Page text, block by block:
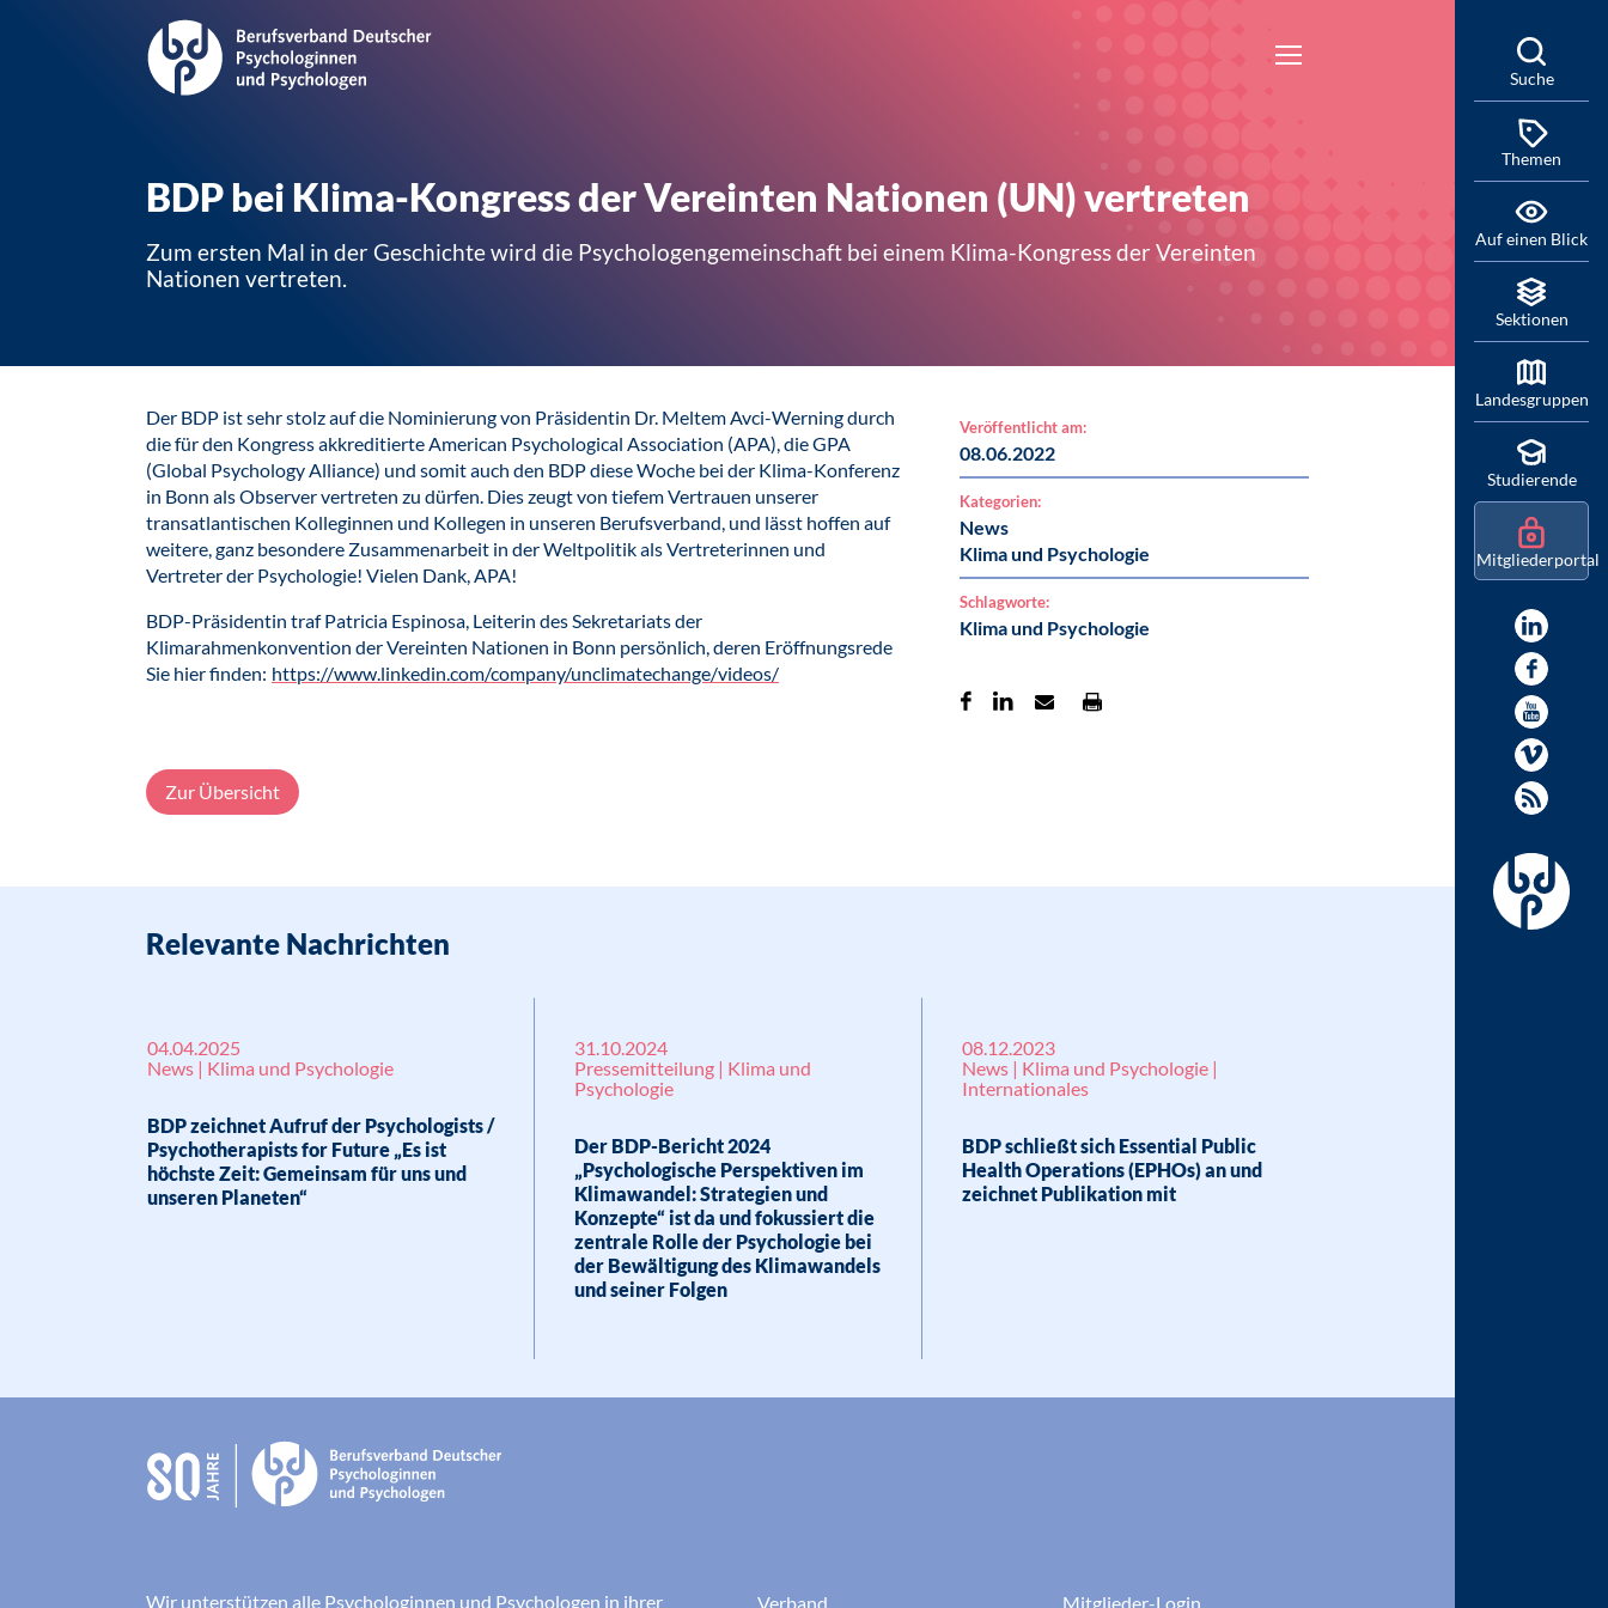
BDP bei Klima-Kongress der Vereinten Nationen (UN) vertreten
Zum ersten Mal in der Geschichte wird die Psychologengemeinschaft bei einem Klima-Kongress der Vereinten
Nationen vertreten.
Der BDP ist sehr stolz auf die Nominierung von Präsidentin Dr. Meltem Avci-Werning durch
die für den Kongress akkreditierte American Psychological Association (APA), die GPA
(Global Psychology Alliance) und somit auch den BDP diese Woche bei der Klima-Konferenz
in Bonn als Observer vertreten zu dürfen. Dies zeugt von tiefem Vertrauen unserer
transatlantischen Kolleginnen und Kollegen in unseren Berufsverband, und lässt hoffen auf
weitere, ganz besondere Zusammenarbeit in der Weltpolitik als Vertreterinnen und
Vertreter der Psychologie! Vielen Dank, APA!
BDP-Präsidentin traf Patricia Espinosa, Leiterin des Sekretariats der
Klimarahmenkonvention der Vereinten Nationen in Bonn persönlich, deren Eröffnungsrede
Sie hier finden: https://www.linkedin.com/company/unclimatechange/videos/
Veröffentlicht am:
08.06.2022
Kategorien:
News
Klima und Psychologie
Schlagworte:
Klima und Psychologie
Zur Übersicht
Relevante Nachrichten
04.04.2025
News | Klima und Psychologie
BDP zeichnet Aufruf der Psychologists /
Psychotherapists for Future „Es ist
höchste Zeit: Gemeinsam für uns und
unseren Planeten“
31.10.2024
Pressemitteilung | Klima und
Psychologie
Der BDP-Bericht 2024
„Psychologische Perspektiven im
Klimawandel: Strategien und
Konzepte“ ist da und fokussiert die
zentrale Rolle der Psychologie bei
der Bewältigung des Klimawandels
und seiner Folgen
08.12.2023
News | Klima und Psychologie |
Internationales
BDP schließt sich Essential Public
Health Operations (EPHOs) an und
zeichnet Publikation mit
Wir unterstützen alle Psychologinnen und Psychologen in ihrer Verband Mitglieder-Login
Suche
Themen
Auf einen Blick
Sektionen
Landesgruppen
Studierende
Mitgliederportal